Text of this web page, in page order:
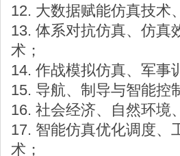
12. 大数据赋能仿真技术
13. 体系对抗仿真、仿真
术；
14. 作战模拟仿真、军事
15. 导航、制导与智能控
16. 社会经济、自然环境
17. 智能仿真优化调度、
术；